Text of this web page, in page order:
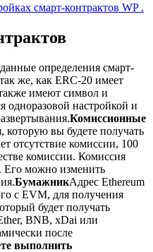
смарт-контрактов WP .
определения смарт-
же, как ERC-20 имеет
имеют символ и
одноразовой настройкой и
Комиссионные
которую вы будете получать
отсутствие комиссии, 100
комиссии. Комиссия
Его можно изменить
БумажникАдрес Ethereum
с EVM, для получения
будет получать
BNB, xDai или
после
выполнить